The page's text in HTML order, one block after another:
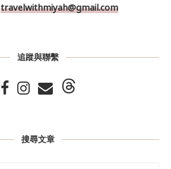
travelwithmiyah@gmail.com
追蹤與聯繫
搜尋文章